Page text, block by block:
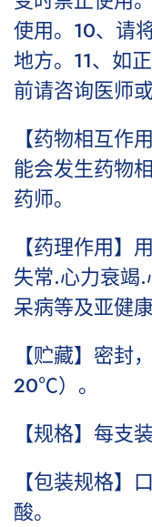
使用。10、请
地方。11、如
前请咨询医师或
【药物相互作
能会发生药物
药师。
【药理作用】
失常.心力衰竭
呆病等及亚健
【贮藏】密封
20℃）。
【规格】每支
【包装规格】
酸。